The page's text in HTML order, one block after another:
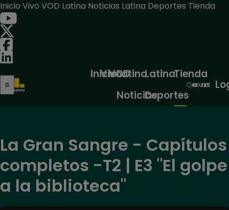
Inicio Vivo VOD Latina Noticias Latina Deportes Tienda
Inicio
Vivo
VOD
Latina
Noticias
Latina
Deportes
Tienda
La Gran Sangre - Capítulos
completos -T2 | E3 "El golpe
a la biblioteca"